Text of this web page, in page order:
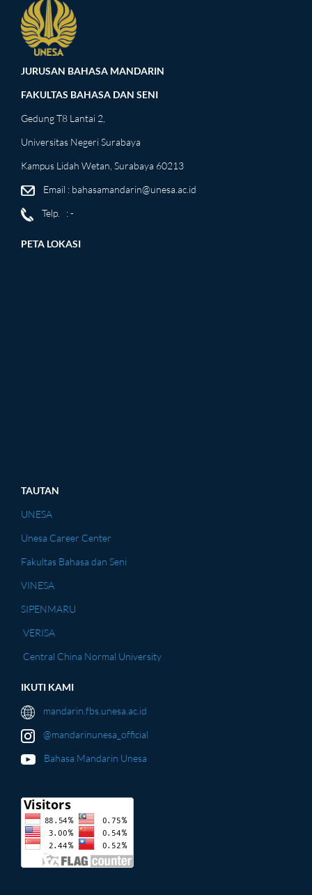
JURUSAN BAHASA MANDARIN
FAKULTAS BAHASA DAN SENI
Gedung T8 Lantai 2,
Universitas Negeri Surabaya
Kampus Lidah Wetan, Surabaya 60213
Email : bahasamandarin@unesa.ac.id
Telp. : -
PETA LOKASI
TAUTAN
UNESA
Unesa Career Center
Fakultas Bahasa dan Seni
VINESA
SIPENMARU
VERISA
Central China Normal University
IKUTI KAMI
mandarin.fbs.unesa.ac.id
@mandarinunesa_official
Bahasa Mandarin Unesa